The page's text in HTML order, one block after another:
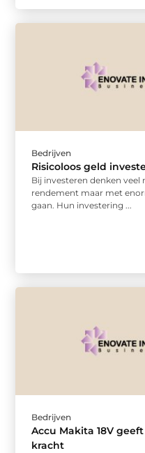
Bedrijven
Risicoloos geld
Bij investeren denken veel
rendement maar met
gaan. Hun investering ...
Bedrijven
Accu Makita 18V
kracht